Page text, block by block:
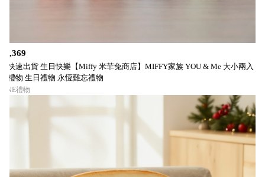
$1,369
🚚快速出貨 生日快樂【Miffy 米菲兔商店】MIFFY家族 YOU & Me 大小兩入 畢
業禮物 生日禮物 永恆難忘禮物
LINE禮物